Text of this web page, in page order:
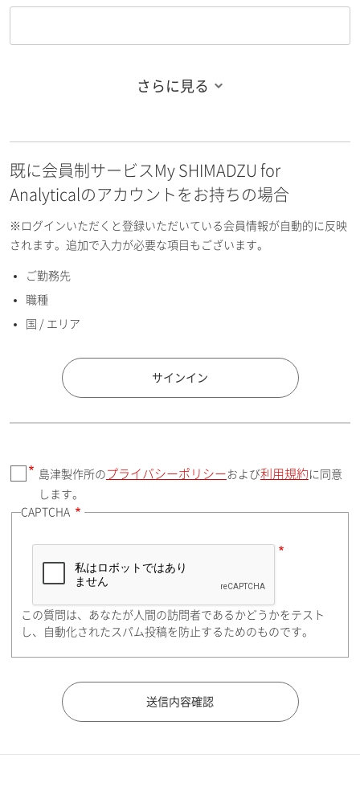
お名前フリガナ（名）
E-mailアドレス（半角英数）
国 / エリア
郵便番号（勤務先）
住所検索
都道府県（勤務先）
さらに見る
既に会員制サービスMy SHIMADZU for
Analyticalのアカウントをお持ちの場合
※ログインいただくと登録いただいている会員情報が自動的に反映
されます。追加で入力が必要な項目もございます。
ご勤務先
職種
国 / エリア
サインイン
島津製作所の プライバシーポリシー および利用規約 に同意
します。
CAPTCHA
この質問は、あなたが人間の訪問者であるかどうかをテスト
し、自動化されたスパム投稿を防止するためのものです。